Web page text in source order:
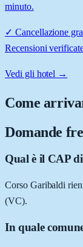
minuto.
✓ Cancellazione
Recensioni
Vedi gli hotel →
Come
Domande
Qual è il CAP
Corso Garibaldi
(VC).
In quale